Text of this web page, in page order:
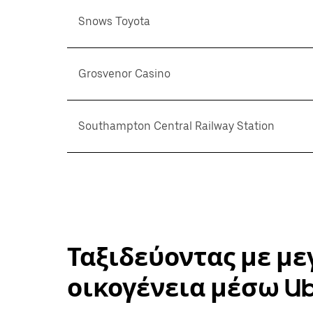
Snows Toyota
Grosvenor Casino
Southampton Central Railway Station
Ταξιδεύοντας με
οικογένεια μέσω